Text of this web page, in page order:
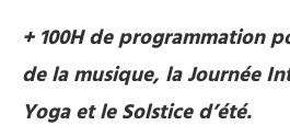
+ 100H de programmation
de la musique, la Journée
Yoga et le Solstice d’été.